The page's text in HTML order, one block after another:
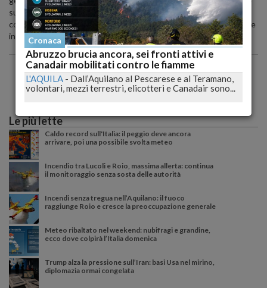
sugli utenti, per questo è importante aprire la strada di un dialogo
costruttivo che riconosca le ragioni di lavoratori e parti interessate
in un’ottica di crescita di lungo periodo.”
Le più lette
Caldo record sull'Italia: il peggio deve ancora
arrivare, poi una possibile svolta meteo
Incendio tra Lucoli e Roio, massima allerta: continua
il monitoraggio senza sosta delle autorità
Incendi senza tregua nell’Aquilano: il fuoco
raggiunge Roio e cresce la preoccupazione generale
Meteo ribaltato nel weekend: nubifragi e grandine,
ecco dove colpirà l’Italia domenica
Trump alza la pressione sull’Iran: basi Usa nel mirino,
diplomazia ormai congelata
Cronaca
Abruzzo brucia ancora, sei fronti attivi e
Canadair mobilitati contro le fiamme
L'AQUILA - Dall’Aquilano al Pescarese e al Teramano,
volontari, mezzi terrestri, elicotteri e Canadair sono...